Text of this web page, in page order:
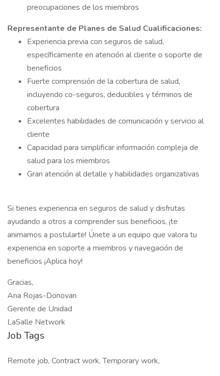
preocupaciones de los miembros
Representante de Planes de Salud Cualificaciones:
Experiencia previa con seguros de salud,
específicamente en atención al cliente o soporte de
beneficios
Fuerte comprensión de la cobertura de salud,
incluyendo co-seguros, deducibles y términos de
cobertura
Excelentes habilidades de comunicación y servicio al
cliente
Capacidad para simplificar información compleja de
salud para los miembros
Gran atención al detalle y habilidades organizativas
Si tienes experiencia en seguros de salud y disfrutas
ayudando a otros a comprender sus beneficios, ¡te
animamos a postularte! Únete a un equipo que valora tu
experiencia en soporte a miembros y navegación de
beneficios ¡Aplica hoy!
Gracias,
Ana Rojas-Donovan
Gerente de Unidad
LaSalle Network
Job Tags
Remote job, Contract work, Temporary work,